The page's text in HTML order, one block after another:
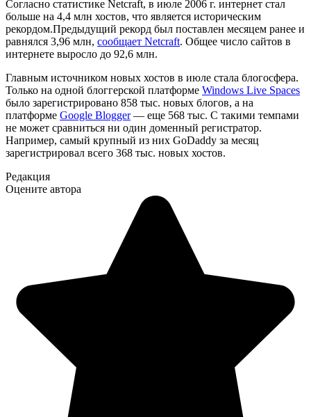
Согласно статистике Netcraft, в июле 2006 г. интернет стал
больше на 4,4 млн хостов, что является историческим
рекордом.Предыдущий рекорд был поставлен месяцем ранее и
равнялся 3,96 млн, сообщает Netcraft. Общее число сайтов в
интернете выросло до 92,6 млн.
Главным источником новых хостов в июле стала блогосфера.
Только на одной блоггерской платформе Windows Live Spaces
было зарегистрировано 858 тыс. новых блогов, а на
платформе Google Blogger— еще 568 тыс. С такими темпами
не может сравниться ни один доменный регистратор.
Например, самый крупный из них GoDaddy за месяц
зарегистрировал всего 368 тыс. новых хостов.
Редакция
Оцените автора